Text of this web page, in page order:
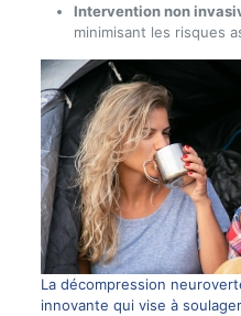
Intervention non
minimisant les risques
La décompression
innovante qui vise à